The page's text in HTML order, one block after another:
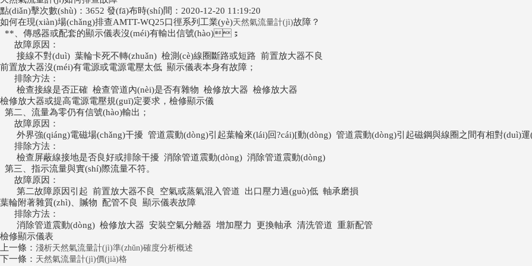
點(diǎn)擊次數(shù)：3652 發(fā)布時(shí)間：2020-12-20 11:19:20
如何在現(xiàn)場(chǎng)排查AMTT-WQ25口徑系列工業(yè)天然氣流量計(jì)故障？
**、傳感器或配套的顯示儀表沒(méi)有輸出信號(hào)；
故障原因：
接線不對(duì) 葉輪卡死不轉(zhuǎn) 檢測(cè)線圈斷路或短路 前置放大器不良
前置放大器沒(méi)有電源或電源電壓太低 顯示儀表本身有故障；
排除方法：
檢查接線是否正確 檢查管道內(nèi)是否有雜物 檢修放大器 檢修放大器
檢修放大器或提高電源電壓規(guī)定要求，檢修顯示儀
第二、流量為零仍有信號(hào)輸出；
故障原因：
外界強(qiáng)電磁場(chǎng)干擾 管道震動(dòng)引起葉輪來(lái)回?cái)[動(dòng) 管道震動(dòng)引起磁鋼與線圈之間有相對(duì)運
排除方法：
檢查屏蔽線接地是否良好或排除干擾 消除管道震動(dòng) 消除管道震動(dòng)
第三、指示流量與實(shí)際流量不符。
故障原因：
第二故障原因引起 前置放大器不良 空氣或蒸氣混入管道 出口壓力過(guò)低 軸承磨損
葉輪附著雜質(zhì)、贓物 配管不良 顯示儀表故障
排除方法：
消除管道震動(dòng) 檢修放大器 安裝空氣分離器 增加壓力 更換軸承 清洗管道 重新配管
檢修顯示儀表
上一條： 淺析天然氣流量計(jì)準(zhǔn)確度分析概述
下一條： 天然氣流量計(jì)價(jià)格